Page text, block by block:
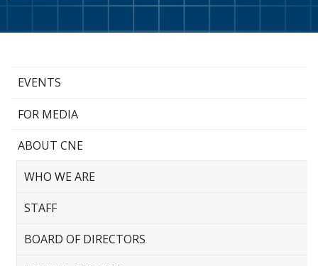
EVENTS
FOR MEDIA
ABOUT CNE
WHO WE ARE
STAFF
BOARD OF DIRECTORS